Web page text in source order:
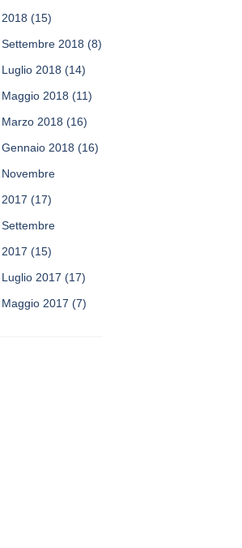
2018 (15)
Settembre 2018 (8)
Luglio 2018 (14)
Maggio 2018 (11)
Marzo 2018 (16)
Gennaio 2018 (16)
Novembre
2017 (17)
Settembre
2017 (15)
Luglio 2017 (17)
Maggio 2017 (7)